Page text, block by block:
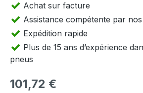
Achat sur facture
Assistance compétente par
Expédition rapide
Plus de 15 ans d’expérience
pneus
Prix régulier :
101,72 €